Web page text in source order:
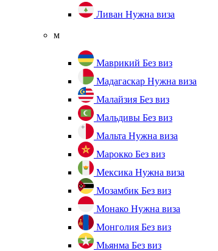
Ливан Нужна виза
м
Маврикий Без виз
Мадагаскар Нужна виза
Малайзия Без виз
Мальдивы Без виз
Мальта Нужна виза
Марокко Без виз
Мексика Нужна виза
Мозамбик Без виз
Монако Нужна виза
Монголия Без виз
Мьянма Без виз